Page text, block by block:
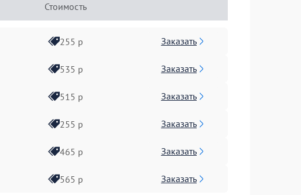
Стоимость
255 р Заказать
535 р Заказать
515 р Заказать
255 р Заказать
465 р Заказать
565 р Заказать